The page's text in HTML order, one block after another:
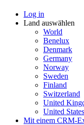
Log in
Land auswählen
World
Benelux
Denmark
Germany
Norway
Sweden
Finland
Switzerland
United
United States
Mit einem CRM-